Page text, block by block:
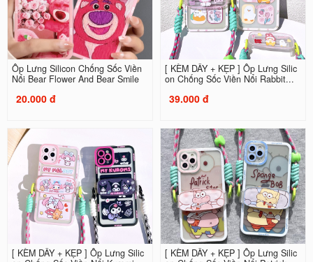
Ốp Lưng Silicon Chống Sốc Viền
Nổi Bear Flower And Bear Smile
20.000 đ
[ KÈM DÂY + KẸP ] Ốp Lưng Silic
on Chống Sốc Viền Nổi Rabbit...
39.000 đ
[ KÈM DÂY + KẸP ] Ốp Lưng Silic
[ KÈM DÂY + KẸP ] Ốp Lưng Silic